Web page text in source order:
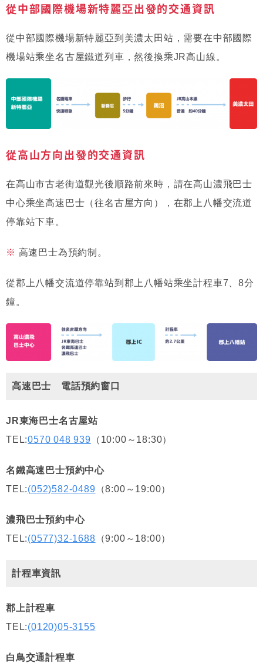
從中部國際機場新特麗亞出發的交通資訊
從中部國際機場新特麗亞到美濃太田站，需要在中部國際
機場站乘坐名古屋鐵道列車，然後換乘JR高山線。
從高山方向出發的交通資訊
在高山市古老街道觀光後順路前來時，請在高山濃飛巴士
中心乘坐高速巴士（往名古屋方向），在郡上八幡交流道
停靠站下車。
高速巴士為預約制。
從郡上八幡交流道停靠站到郡上八幡站乘坐計程車7、8分
鐘。
高速巴士 電話預約窗口
JR東海巴士名古屋站
TEL:0570 048 939 （10:00～18:30）
名鐵高速巴士預約中心
TEL:(052)582-0489 （8:00～19:00）
濃飛巴士預約中心
TEL:(0577)32-1688 （9:00～18:00）
計程車資訊
郡上計程車
TEL:(0120)05-3155
白鳥交通計程車